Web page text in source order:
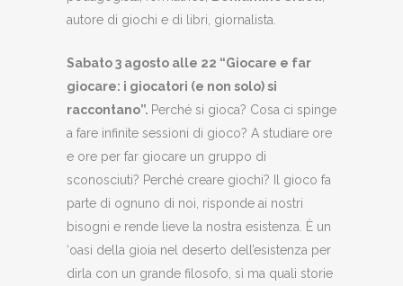
autore di giochi e di libri, giornalista.
Sabato 3 agosto alle 22 “Giocare e far
giocare: i giocatori (e non solo) si
raccontano”. Perché si gioca? Cosa ci spinge
a fare infinite sessioni di gioco? A studiare ore
e ore per far giocare un gruppo di
sconosciuti? Perché creare giochi? Il gioco fa
parte di ognuno di noi, risponde ai nostri
bisogni e rende lieve la nostra esistenza. È un
‘oasi della gioia nel deserto dell’esistenza per
dirla con un grande filosofo, sì ma quali storie